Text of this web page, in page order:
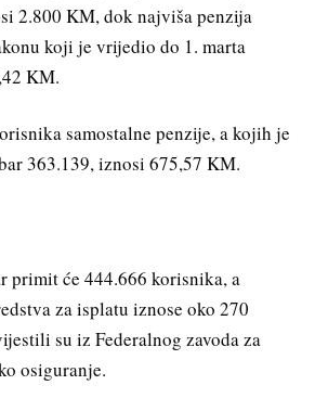
2.800 KM, dok najviša penzija
koji je vrijedio do 1. marta
KM.
samostalne penzije, a kojih je
363.139, iznosi 675,57 KM.
primit će 444.666 korisnika, a
za isplatu iznose oko 270
su iz Federalnog zavoda za
osiguranje.